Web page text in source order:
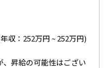
収：252万円 ~ 252万円)
昇給の可能性はござい